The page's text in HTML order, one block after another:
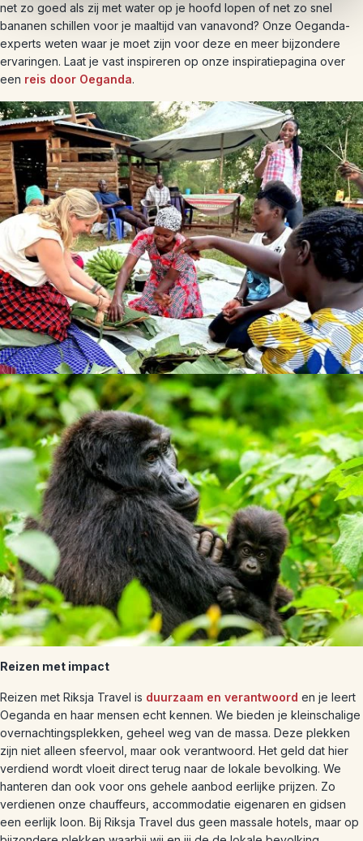
net zo goed als zij met water op je hoofd lopen of net zo snel
bananen schillen voor je maaltijd van vanavond? Onze Oeganda-
experts weten waar je moet zijn voor deze en meer bijzondere
ervaringen. Laat je vast inspireren op onze inspiratiepagina over
een reis door Oeganda.
Reizen met impact
Reizen met Riksja Travel is duurzaam en verantwoord en je leert
Oeganda en haar mensen echt kennen. We bieden je kleinschalige
overnachtingsplekken, geheel weg van de massa. Deze plekken
zijn niet alleen sfeervol, maar ook verantwoord. Het geld dat hier
verdiend wordt vloeit direct terug naar de lokale bevolking. We
hanteren dan ook voor ons gehele aanbod eerlijke prijzen. Zo
verdienen onze chauffeurs, accommodatie eigenaren en gidsen
een eerlijk loon. Bij Riksja Travel dus geen massale hotels, maar op